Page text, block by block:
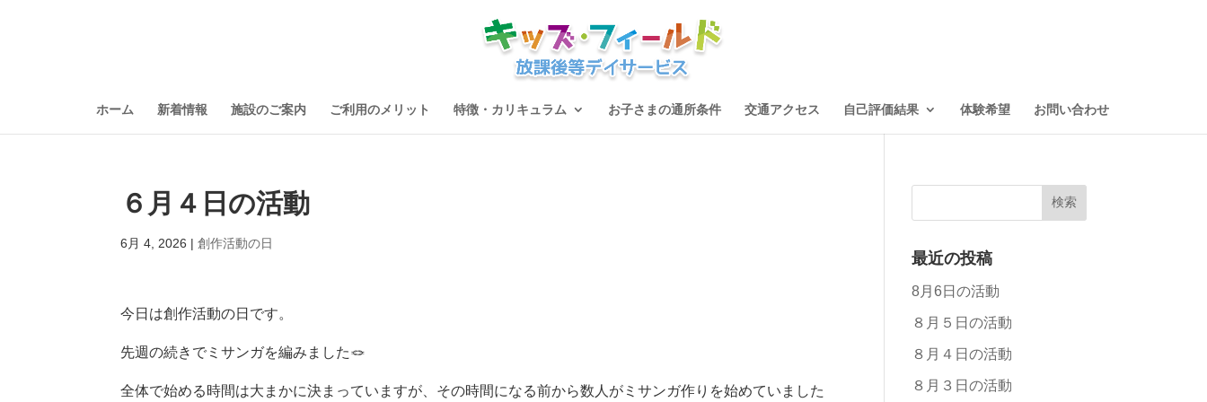
ホーム 新着情報 施設のご案内 ご利用のメリット 特徴・カリキュラム お子さまの通所条件 交通アクセス 自己評価結果 体験希望 お問い合わせ
６月４日の活動
6月 4, 2026 |創作活動の日
今日は創作活動の日です。
先週の続きでミサンガを編みました🪢
全体で始める時間は大まかに決まっていますが、その時間になる前から数人がミサンガ作りを始めていました
最近の投稿
8月6日の活動
８月５日の活動
８月４日の活動
８月３日の活動